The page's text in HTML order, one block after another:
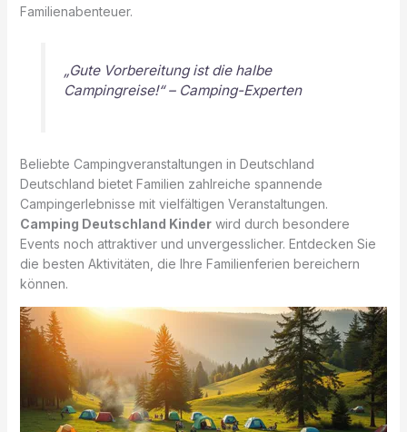
Familienabenteuer.
„Gute Vorbereitung ist die halbe
Campingreise!“ – Camping-Experten
Beliebte Campingveranstaltungen in Deutschland
Deutschland bietet Familien zahlreiche spannende
Campingerlebnisse mit vielfältigen Veranstaltungen.
Camping Deutschland Kinderwird durch besondere
Events noch attraktiver und unvergesslicher. Entdecken Sie
die besten Aktivitäten, die Ihre Familienferien bereichern
können.